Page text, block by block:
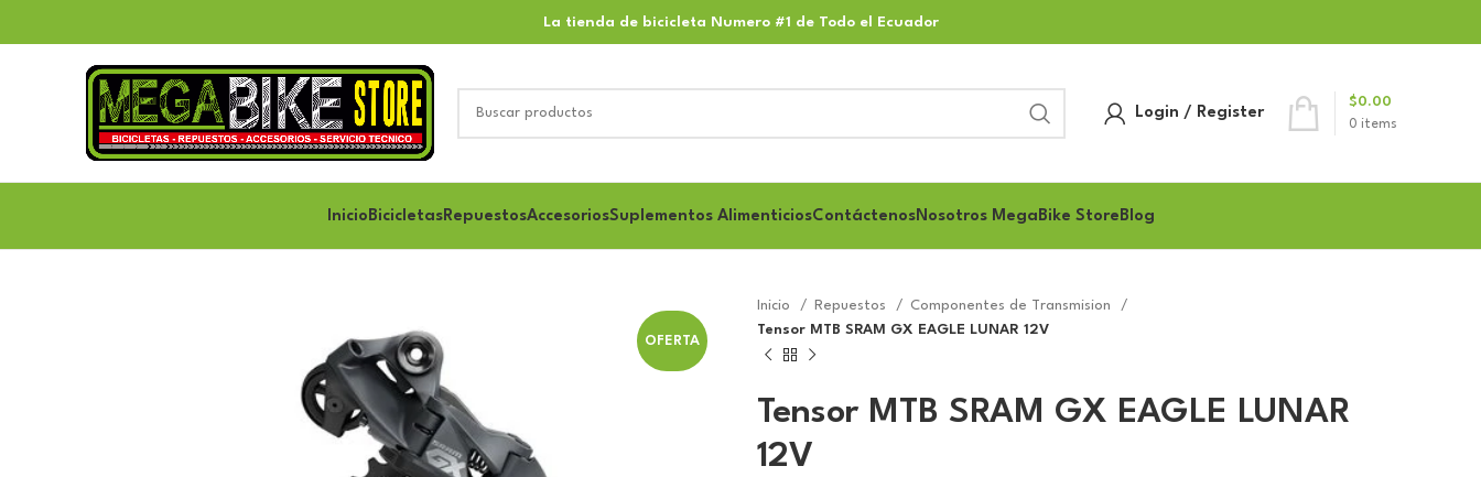
La tienda de bicicleta Numero #1 de Todo el Ecuador
Login / Register
0 items
$0.00
Inicio BicicletasRepuestosAccesoriosSuplementos AlimenticiosContáctenosNosotros MegaBike Store Blog
OFERTA
Inicio Repuestos
Componentes de Transmision
Tensor MTB SRAM GX EAGLE LUNAR 12V
Tensor MTB SRAM GX EAGLE LUNAR
12V